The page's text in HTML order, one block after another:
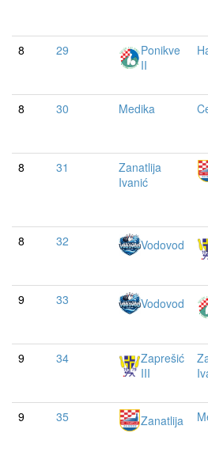
8
29
Ponikve
II
8
30 Medika
8
31
Zanatlija
Ivanić
8 32 Vodovod
9
33 Vodovod
9
34
Zaprešić
III
9
35 Zanatlija